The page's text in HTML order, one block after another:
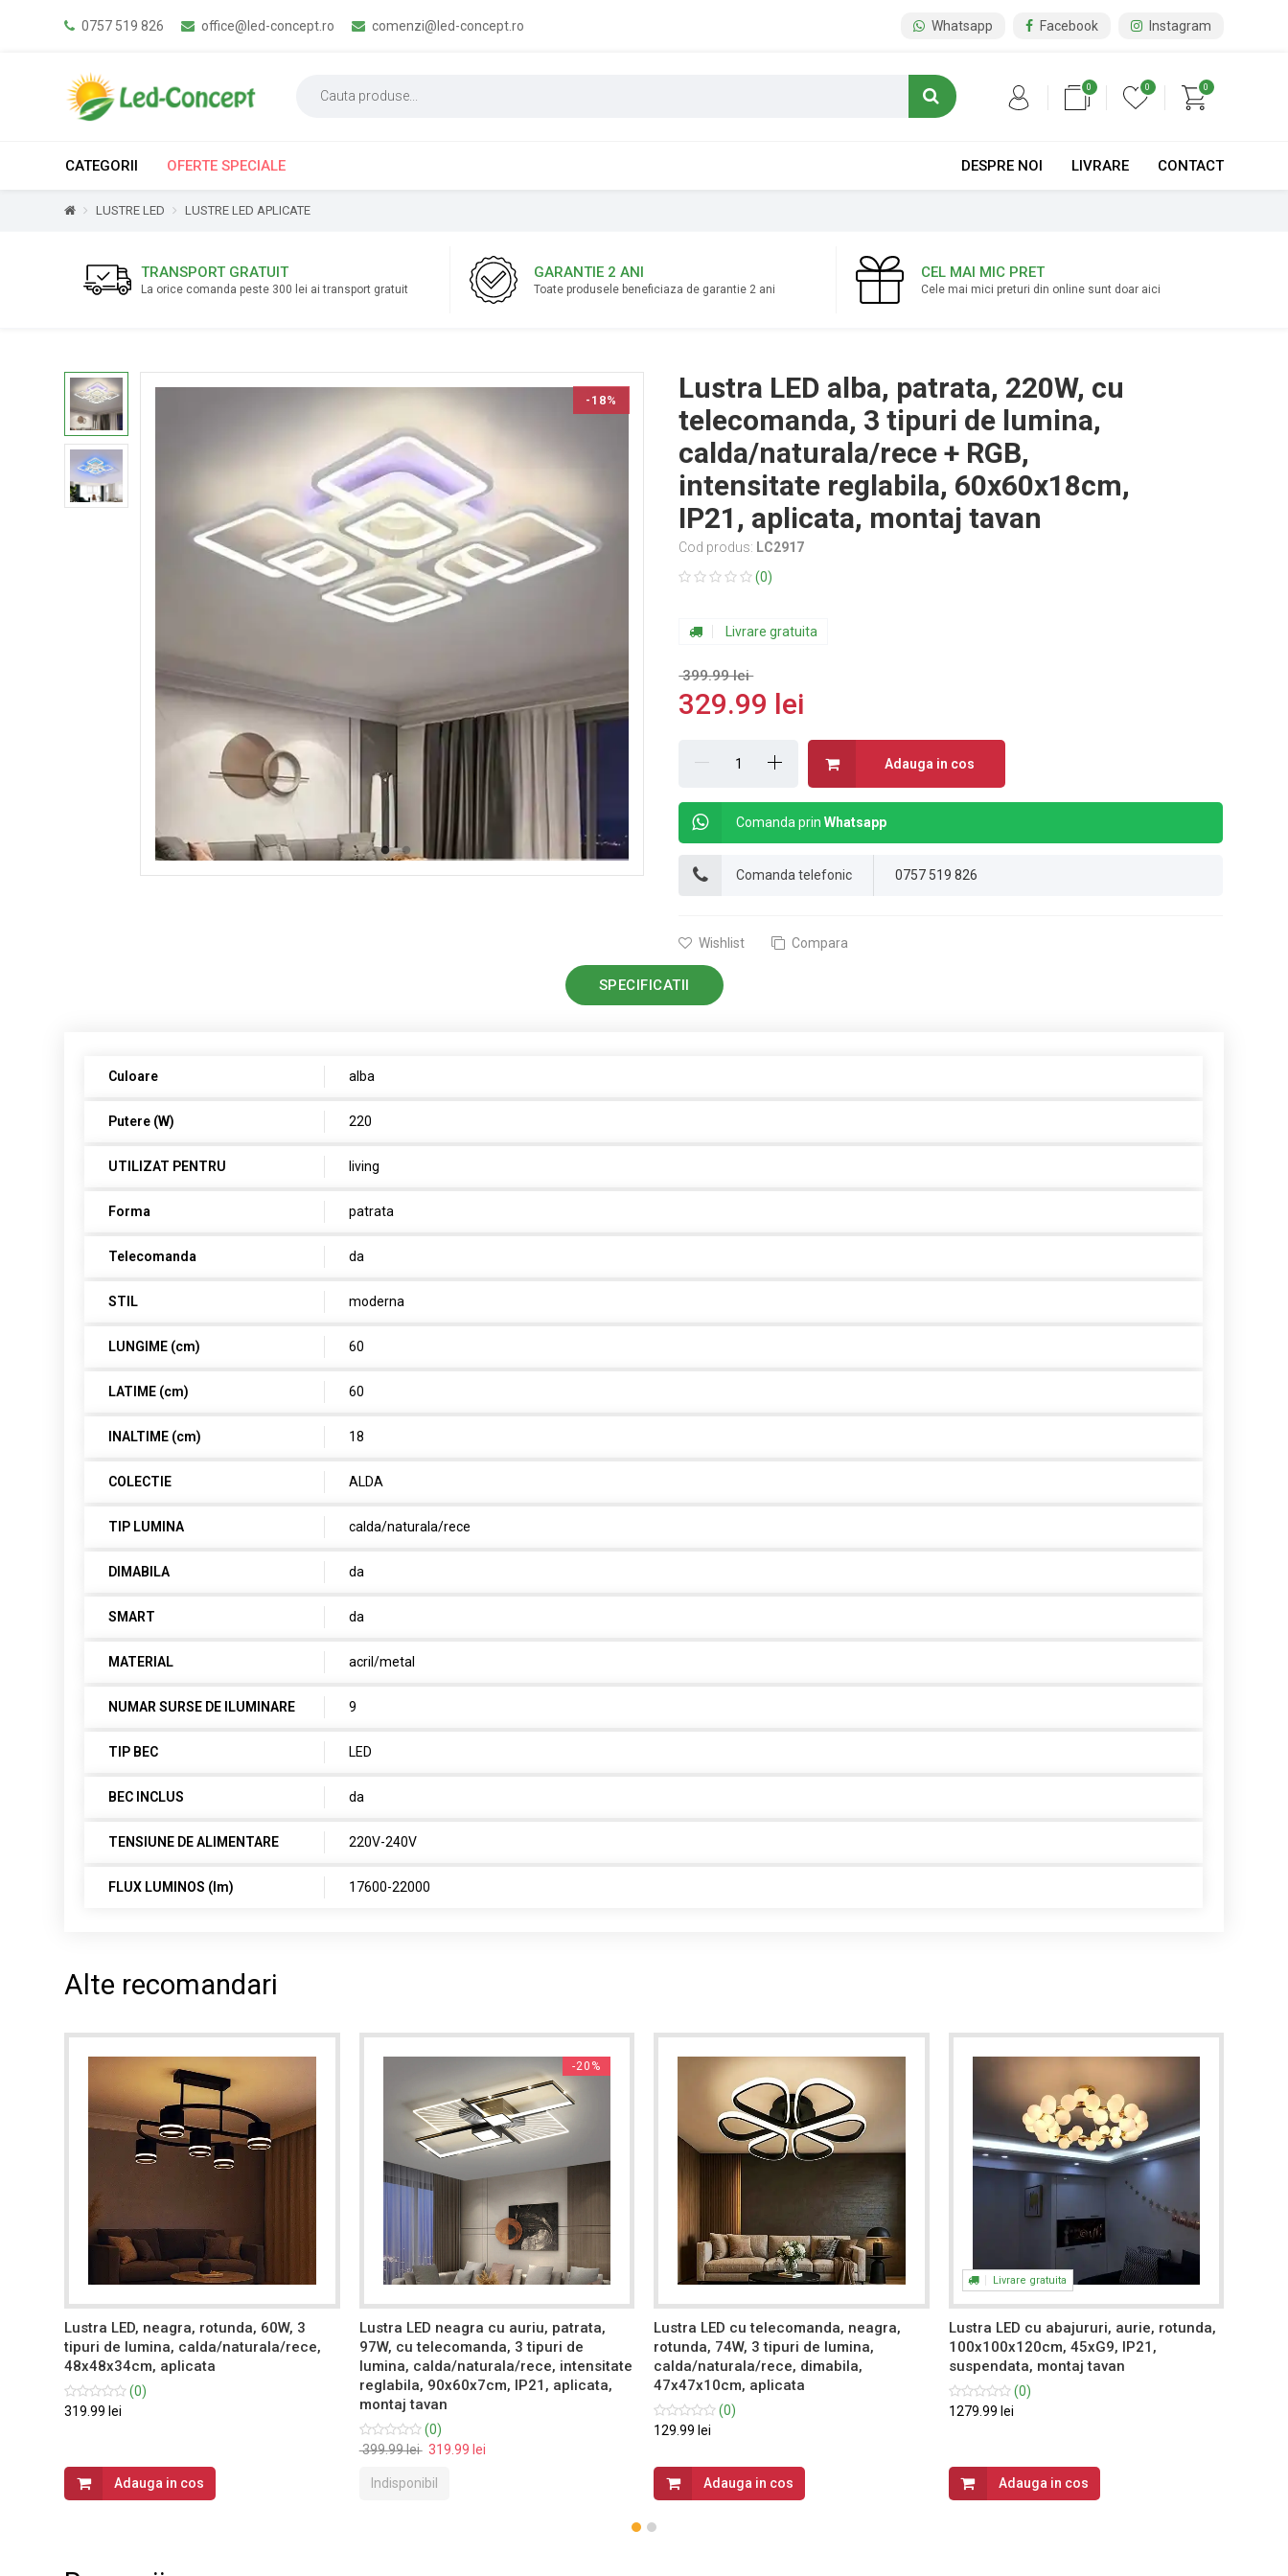
0757 519 826 office@led-concept.ro comenzi@led-concept.ro Whatsapp Facebook Instagram
0
0
0
CATEGORII OFERTE SPECIALE CONTACT
LIVRARE
DESPRE NOI
LUSTRE LED LUSTRE LED APLICATE
TRANSPORT GRATUIT
La orice comanda peste 300 lei ai transport gratuit
GARANTIE 2 ANI
Toate produsele beneficiaza de garantie 2 ani
CEL MAI MIC PRET
Cele mai mici preturi din online sunt doar aici
-18%
Lustra LED alba, patrata, 220W, cu
telecomanda, 3 tipuri de lumina,
calda/naturala/rece + RGB,
intensitate reglabila, 60x60x18cm,
IP21, aplicata, montaj tavan
Cod produs: LC2917
(0)
Livrare gratuita
399.99 lei
329.99 lei
Adauga in cos
Comanda prinWhatsapp
Comanda telefonic 0757 519 826
Wishlist Compara
SPECIFICATII
Culoare alba
Putere (W) 220
UTILIZAT PENTRU living
Forma patrata
Telecomanda da
STIL moderna
LUNGIME (cm) 60
LATIME (cm) 60
INALTIME (cm) 18
COLECTIE ALDA
TIP LUMINA calda/naturala/rece
DIMABILA da
SMART da
MATERIAL acril/metal
NUMAR SURSE DE ILUMINARE 9
TIP BEC LED
BEC INCLUS da
TENSIUNE DE ALIMENTARE 220V-240V
FLUX LUMINOS (lm) 17600-22000
Alte recomandari
Lustra LED, neagra, rotunda, 60W, 3
tipuri de lumina, calda/naturala/rece,
48x48x34cm, aplicata
(0)
319.99 lei
Adauga in cos
-20%
Lustra LED neagra cu auriu, patrata,
97W, cu telecomanda, 3 tipuri de
lumina, calda/naturala/rece, intensitate
reglabila, 90x60x7cm, IP21, aplicata,
montaj tavan
(0)
399.99 lei 319.99 lei
Indisponibil
Lustra LED cu telecomanda, neagra,
rotunda, 74W, 3 tipuri de lumina,
calda/naturala/rece, dimabila,
47x47x10cm, aplicata
(0)
129.99 lei
Adauga in cos
Livrare gratuita
Lustra LED cu abajururi, aurie, rotunda,
100x100x120cm, 45xG9, IP21,
suspendata, montaj tavan
(0)
1279.99 lei
Adauga in cos